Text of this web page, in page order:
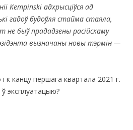
Kempinski адхрысціўся ад
гадоў будоўля стайма стаяла,
не быў прададзены расійскаму
вызначаны новы тэрмін —
к канцу першага квартала 2021 г.
эксплуатацыю?